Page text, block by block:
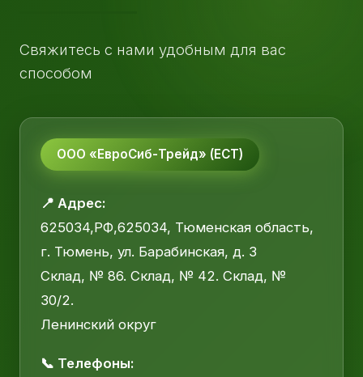
Свяжитесь с нами удобным для вас
способом
ООО «ЕвроСиб-Трейд» (ЕСТ)
📍 Адрес:
625034,РФ,625034, Тюменская область,
г. Тюмень, ул. Барабинская, д. 3
Склад, № 86. Склад, № 42. Склад, №
30/2.
Ленинский округ
📞 Телефоны: